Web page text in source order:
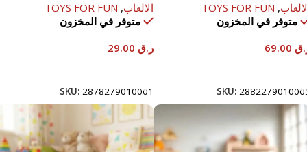
,
TOYS FOR FUN
متوفر في المخزون
SKU:
الالعاب,
TOYS FOR FUN
متوفر في المخزون
ر.ق
SKU: 2878279010001